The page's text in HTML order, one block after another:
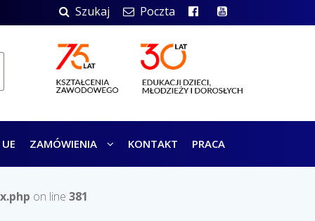
Szukaj Poczta
ZAMÓWIENIA KONTAKT PRACA
on line 381